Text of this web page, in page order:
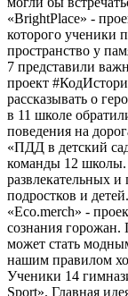
«BrightPlace» -
которого ученики
пространство у
7 представили
проект
рассказывать о
в 11 школе
поведения на
«ПДД в детский
команды 12 школы.
развлекательных
подростков и
«Eco.merch» -
сознания горожан.
может стать
нашим правилом
Ученики 14
Sport». Главная